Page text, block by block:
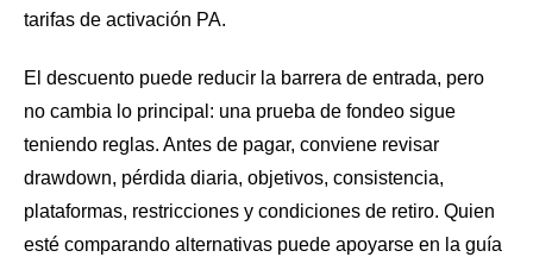
tarifas de activación PA.
El descuento puede reducir la barrera de entrada, pero
no cambia lo principal: una prueba de fondeo sigue
teniendo reglas. Antes de pagar, conviene revisar
drawdown, pérdida diaria, objetivos, consistencia,
plataformas, restricciones y condiciones de retiro. Quien
esté comparando alternativas puede apoyarse en la guía